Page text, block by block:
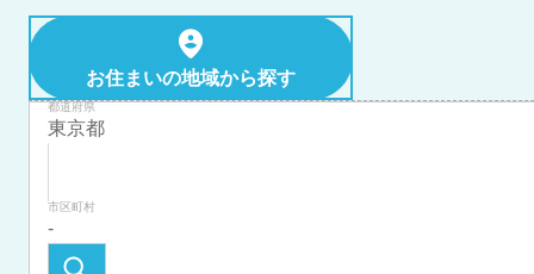
お住まいの地域から探す
都道府県
市区町村